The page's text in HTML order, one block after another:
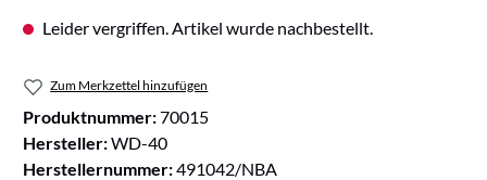
Leider vergriffen. Artikel wurde nachbestellt.
Zum Merkzettel hinzufügen
Produktnummer:70015
Hersteller:WD-40
Herstellernummer:491042/NBA